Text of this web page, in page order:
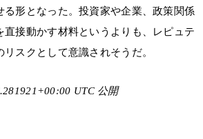
る形となった。投資家や企業、政策関係
直接動かす材料というよりも、レピュテ
スクとして意識されそうだ。
UTC 公開